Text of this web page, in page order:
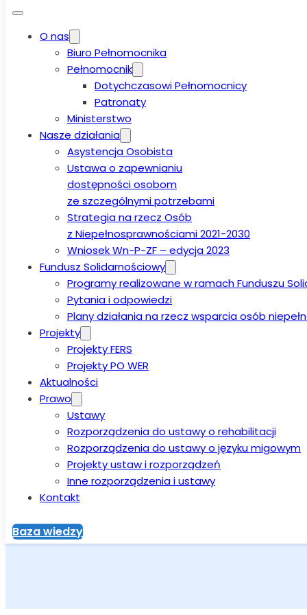
O nas
Biuro Pełnomocnika
Pełnomocnik
Dotychczasowi Pełnomocnicy
Patronaty
Ministerstwo
Nasze działania
Asystencja Osobista
Ustawa o zapewnianiu
dostępności osobom
ze szczególnymi potrzebami
Strategia na rzecz Osób
z Niepełnosprawnościami 2021-2030
Wniosek Wn-P-ZF – edycja 2023
Fundusz Solidarnościowy
Programy realizowane w ramach Funduszu
Pytania i odpowiedzi
Plany działania na rzecz wsparcia osób
Projekty
Projekty FERS
Projekty PO WER
Aktualności
Prawo
Ustawy
Rozporządzenia do ustawy o rehabilitacji
Rozporządzenia do ustawy o języku migowym
Projekty ustaw i rozporządzeń
Inne rozporządzenia i ustawy
Kontakt
Baza wiedzy